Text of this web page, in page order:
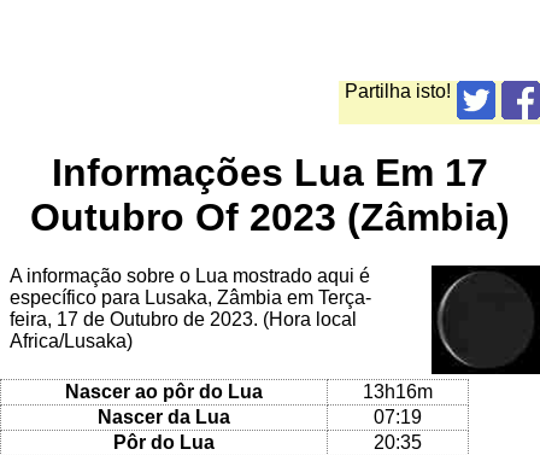
Partilha isto!
Informações Lua Em 17
Outubro Of 2023 (Zâmbia)
A informação sobre o Lua mostrado aqui é
específico para Lusaka, Zâmbia em Terça-
feira, 17 de Outubro de 2023. (Hora local
Africa/Lusaka)
Nascer ao pôr do Lua
13h16m
Nascer da Lua
07:19
Pôr do Lua
20:35